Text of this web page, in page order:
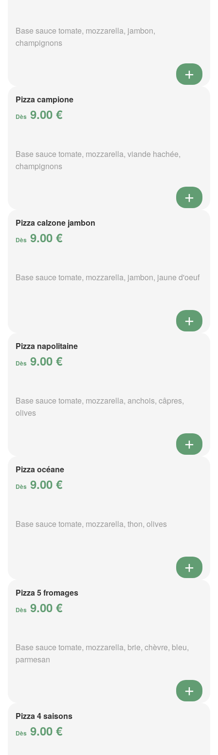
Base sauce tomate, mozzarella, jambon,
champignons
Pizza campione
Dès 9.00 €
Base sauce tomate, mozzarella, viande hachée,
champignons
Pizza calzone jambon
Dès 9.00 €
Base sauce tomate, mozzarella, jambon, jaune d'oeuf
Pizza napolitaine
Dès 9.00 €
Base sauce tomate, mozzarella, anchois, câpres,
olives
Pizza océane
Dès 9.00 €
Base sauce tomate, mozzarella, thon, olives
Pizza 5 fromages
Dès 9.00 €
Base sauce tomate, mozzarella, brie, chèvre, bleu,
parmesan
Pizza 4 saisons
Dès 9.00 €